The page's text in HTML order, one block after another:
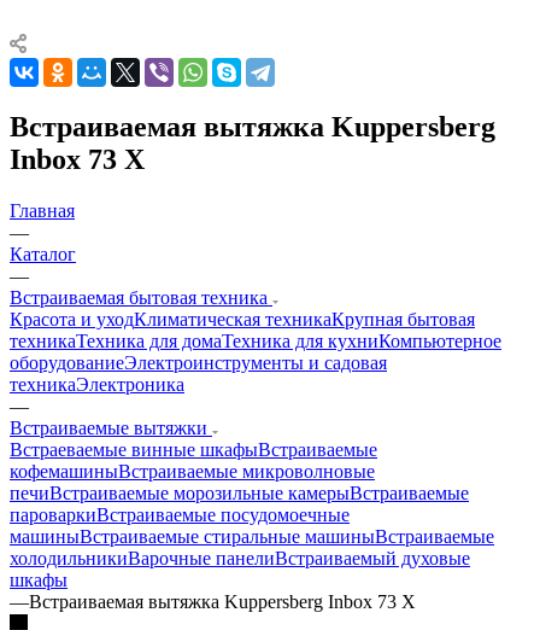
Встраиваемая вытяжка Kuppersberg
Inbox 73 X
Главная
—
Каталог
—
Встраиваемая бытовая техника
Красота и уходКлиматическая техникаКрупная бытовая
техникаТехника для домаТехника для кухниКомпьютерное
оборудованиеЭлектроинструменты и садовая
техникаЭлектроника
—
Встраиваемые вытяжки
Встраеваемые винные шкафыВстраиваемые
кофемашиныВстраиваемые микроволновые
печиВстраиваемые морозильные камерыВстраиваемые
пароваркиВстраиваемые посудомоечные
машиныВстраиваемые стиральные машиныВстраиваемые
холодильникиВарочные панелиВстраиваемый духовые
шкафы
—Встраиваемая вытяжка Kuppersberg Inbox 73 X